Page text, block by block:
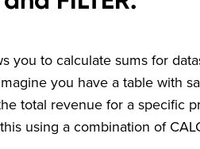
you to calculate sums for
you have a table with
total revenue for a specific
using a combination of